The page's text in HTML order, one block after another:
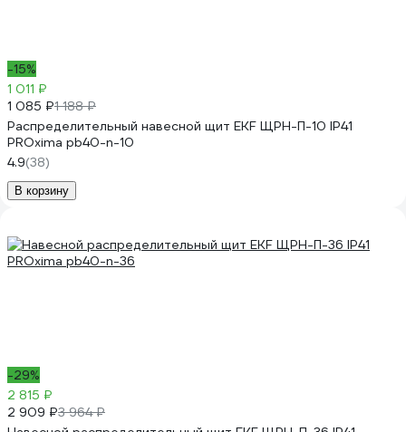
-15%
1 011 ₽
1 085 ₽1 188 ₽
Распределительный навесной щит EKF ЩРН-П-10 IP41
PROxima pb40-n-10
4.9(38)
В корзину
-29%
2 815 ₽
2 909 ₽3 964 ₽